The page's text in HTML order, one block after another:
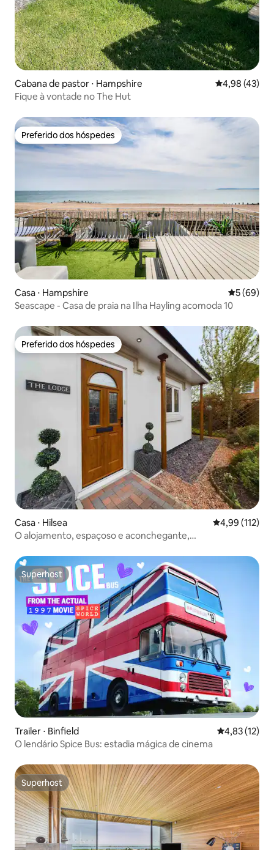
Cabana de pastor ⋅ Hampshire 4,98 de uma
4,98 (43)
Fique à vontade no The Hut
Preferido dos hóspedes
Preferido dos hóspedes
Casa ⋅ Hampshire 5 de uma
5 (69)
Seascape - Casa de praia na Ilha Hayling acomoda 10
Preferido dos hóspedes
Preferido dos hóspedes
Casa ⋅ Hilsea 4,99 de uma
4,99 (112)
O alojamento, espaçoso e aconchegante,
Superhost
Superhost
Trailer ⋅ Binfield 4,83 de uma
4,83 (12)
O lendário Spice Bus: estadia mágica de cinema
Superhost
Superhost